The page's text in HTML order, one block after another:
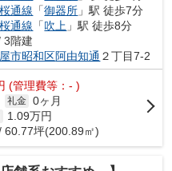
通線 「御器所 」駅 徒歩7分
通線 「吹上 」駅 徒歩8分
3階建
市昭和区阿由知通 ２丁目7-2
(管理費等：- )
礼金 0ヶ月
1.09万円
60.77坪(200.89㎡)